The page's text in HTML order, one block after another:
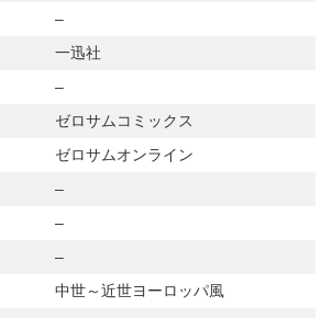
–
一迅社
–
ゼロサムコミックス
ゼロサムオンライン
–
–
–
中世～近世ヨーロッパ風